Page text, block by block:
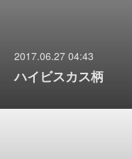
2017.06.27 04:43
ハイビスカス柄